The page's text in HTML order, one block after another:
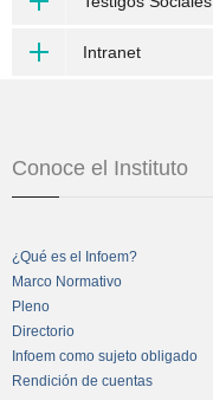
Intranet
Conoce el Instituto
¿Qué es el Infoem?
Marco Normativo
Pleno
Directorio
Infoem como sujeto obligado
Rendición de cuentas